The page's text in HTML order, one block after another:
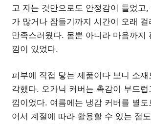
고 자는 것만으로도 안정감이 들었고
가 많거나 잠들기까지 시간이 오래 걸
만족스러웠다. 몸뿐 아니라 마음까지
낌이 있었다.
피부에 직접 닿는 제품이다 보니 소재
각했다. 오가닉 커버는 촉감이 부드럽
낌이었다. 여름에는 냉감 커버를 별도
어서 계절에 따라 활용할 수 있는 점